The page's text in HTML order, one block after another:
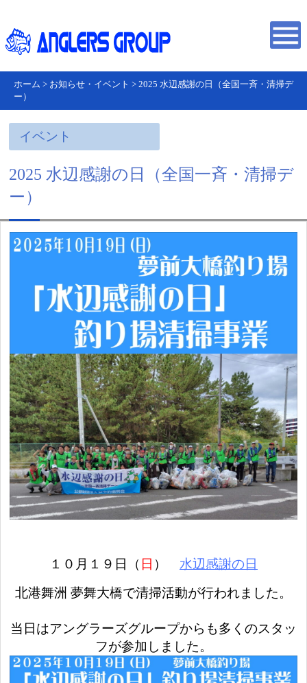
ホーム > お知らせ・イベント > 2025 水辺感謝の日（全国一斉・清掃デ
ー）
イベント
2025 水辺感謝の日（全国一斉・清掃デ
ー）
１０月１９ 日 （ 日 ）
水辺感謝の日
北港舞洲 夢舞大橋で清掃活動が行われました。
当日はアングラーズグループからも多くのスタッ
フが参加しました。